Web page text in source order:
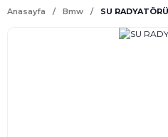
Anasayfa Bmw SU RADYATÖRÜ